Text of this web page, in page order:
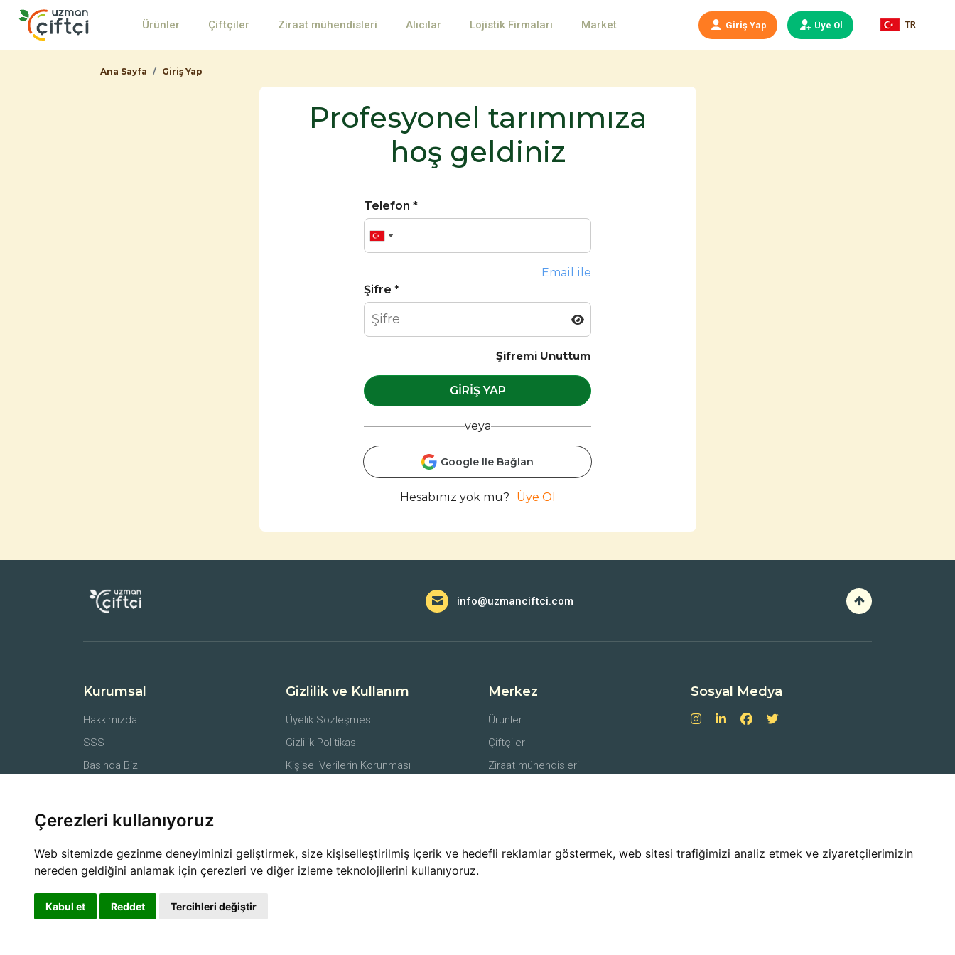
Çerezleri kullanıyoruz
Web sitemizde gezinme deneyiminizi geliştirmek, size kişiselleştirilmiş içerik ve hedefli reklamlar göstermek, web sitesi trafiğimizi analiz etmek ve ziyaretçilerimizin
nereden geldiğini anlamak için çerezleri ve diğer izleme teknolojilerini kullanıyoruz.
Kabul et Reddet Tercihleri değiştir
Ürünler Çiftçiler Ziraat mühendisleri Alıcılar Lojistik Firmaları Market Giriş Yap Üye Ol TR
Ana Sayfa Giriş Yap
Profesyonel tarımımıza
hoş geldiniz
Telefon *
Email ile
Şifre *
Şifremi Unuttum
GIRIŞ YAP
veya
Google Ile Bağlan
Hesabınız yok mu? Üye Ol
info@uzmanciftci.com
Kurumsal
Hakkımızda
SSS
Basında Biz
Farmer API
Gizlilik ve Kullanım
Üyelik Sözleşmesi
Gizlilik Politikası
Kişisel Verilerin Korunması
Merkez
Ürünler
Çiftçiler
Ziraat mühendisleri
Sosyal Medya